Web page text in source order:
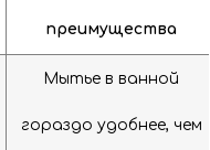
преимущества
Мытье в ванной
гораздо удобнее, чем